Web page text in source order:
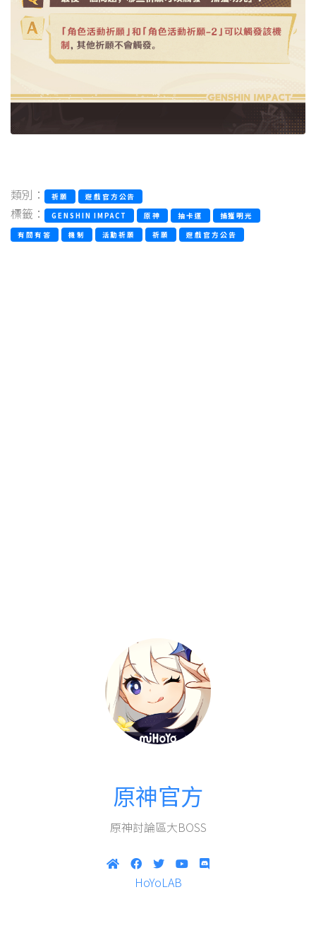
類別： 祈願 遊戲官方公告
標籤： GENSHIN IMPACT 原神 抽卡運
捕獲明光
有問有答
機制 活動祈願 祈願 遊戲官方公告
原神官方
原神討論區大BOSS
HoYoLAB